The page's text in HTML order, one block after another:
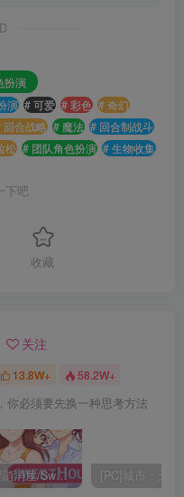
扮演
演 # 可爱 # 彩色 # 奇幻
回合战略 # 魔法 # 回合制战斗
松 # 团队角色扮演 # 生物收集
下吧
收藏
关注
13.8W+ 58.2W+
你必须要先换一种思考方法
[PC]甜蜜消消屋/Sweet House